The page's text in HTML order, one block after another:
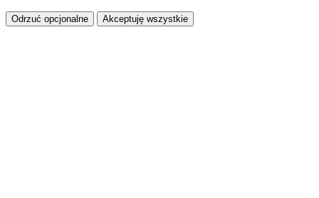
Odrzuć opcjonalne Akceptuję wszystkie